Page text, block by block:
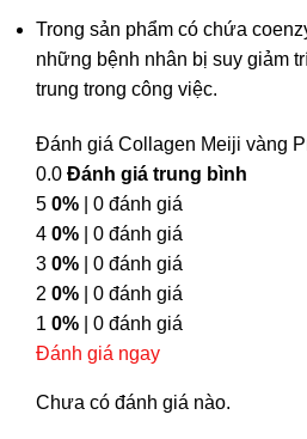
Trong sản phẩm có chứa
những bệnh nhân bị suy giảm
trung trong công việc.
Đánh giá Collagen Meiji vàng
0.0 Đánh giá trung bình
5 0% | 0 đánh giá
4 0% | 0 đánh giá
3 0% | 0 đánh giá
2 0% | 0 đánh giá
1 0% | 0 đánh giá
Đánh giá ngay
Chưa có đánh giá nào.